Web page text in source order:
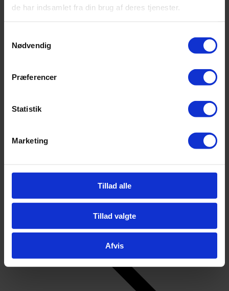
de har indsamlet fra din brug af deres tjenester.
Nødvendig
Præferencer
Statistik
Marketing
Tillad alle
Tillad valgte
Afvis